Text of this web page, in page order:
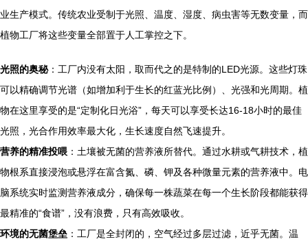
业生产模式。传统农业受制于光照、温度、湿度、病虫害等无数变量，而
植物工厂将这些变量全部置于人工掌控之下。
光照的奥秘：工厂内没有太阳，取而代之的是特制的LED光源。这些灯珠
可以精确调节光谱（如增加利于生长的红蓝光比例）、光强和光周期。植
物在这里享受的是“定制化日光浴”，每天可以享受长达16-18小时的最佳
光照，光合作用效率最大化，生长速度自然飞速提升。
营养的精准投喂 ：土壤被无菌的营养液所替代。通过水耕或气耕技术，植
物根系直接浸泡或悬浮在富含氮、磷、钾及各种微量元素的营养液中。电
脑系统实时监测营养液成分，确保每一株蔬菜在每一个生长阶段都能获得
最精准的“食谱”，没有浪费，只有高效吸收。
环境的无菌堡垒 ：工厂是全封闭的，空气经过多层过滤，近乎无菌。温